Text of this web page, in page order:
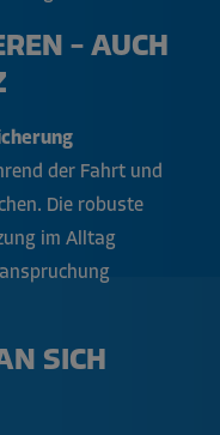
– AUCH
der Fahrt und
Die robuste
im Alltag
SICH